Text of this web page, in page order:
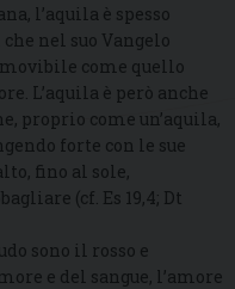
l’aquila è spesso
nel suo Vangelo
come quello
L’aquila è però anche
proprio come un’aquila,
forte con le sue
fino al sole,
(cf. Es 19,4; Dt
sono il rosso e
e del sangue, l’amore